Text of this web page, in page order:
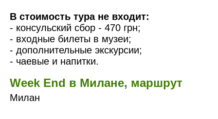
В стоимость тура не входит:
- консульский сбор - 470 грн;
- входные билеты в музеи;
- дополнительные экскурсии;
- чаевые и напитки.
Week End в Милане, маршрут
Милан